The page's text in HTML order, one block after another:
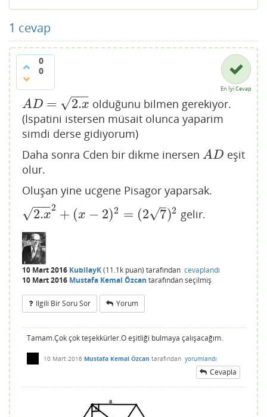
1 cevap
0
0
En İyi Cevap
AD = 2.x
−−
−
√
AD=2.x
olduğunu bilmen gerekiyor.
(İspatini istersen müsait olunca yaparim
simdi derse gidiyorum)
Daha sonra Cden bir dikme inersen AD
AD
eşit
olur.
Oluşan yine ucgene Pisagor yaparsak.
2.x
−−
−
√ 2 + (x − 2)2 = (2 7
–
√ )2
2.x2+(x −2) 2=( 27 2 gelir.
10 Mart 2016 KubilayK(11.1k puan) tarafından cevaplandı
10 Mart 2016 Mustafa Kemal Özcan tarafındanseçilmiş
Ilgili Bir Soru Sor Yorum
Tamam.Çok çok teşekkürler.O eşitliği bulmaya çalışacağım.
10 Mart 2016 Mustafa Kemal Özcan tarafından yorumlandı
Cevapla